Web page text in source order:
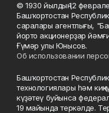
© 1930 йылдың 12
Башҡортостан
саралары агентлығы,
йорто акционерҙар
Ғүмәр улы Юнысов.
Об использовании
Башҡортостан
технологиялары һәм
күҙәтеү буйынса
19 майында теркәлде.